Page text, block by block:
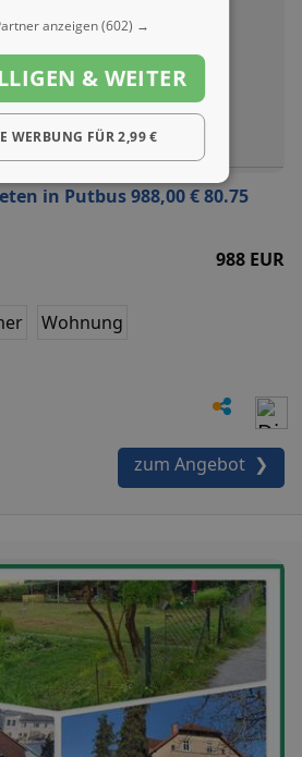
in Putbus 988,00 € 80.75
988 EUR
Wohnung
zum Angebot ❯
anzeigen(602) →
& WEITER
WERBUNG FÜR 2,99 €